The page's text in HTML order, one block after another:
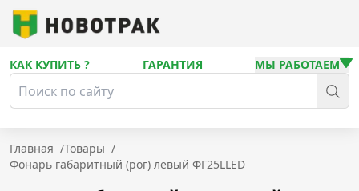
КАК КУПИТЬ ? ГАРАНТИЯ МЫ РАБОТАЕМ
Главная /Товары /
Фонарь габаритный (рог) левый ФГ25LLED